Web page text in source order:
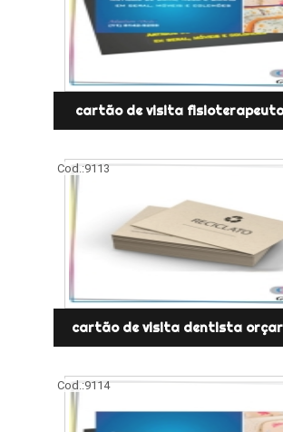
cartão de visita
Cod.:9113
cartão de visita dentista orçar
Cod.:9114